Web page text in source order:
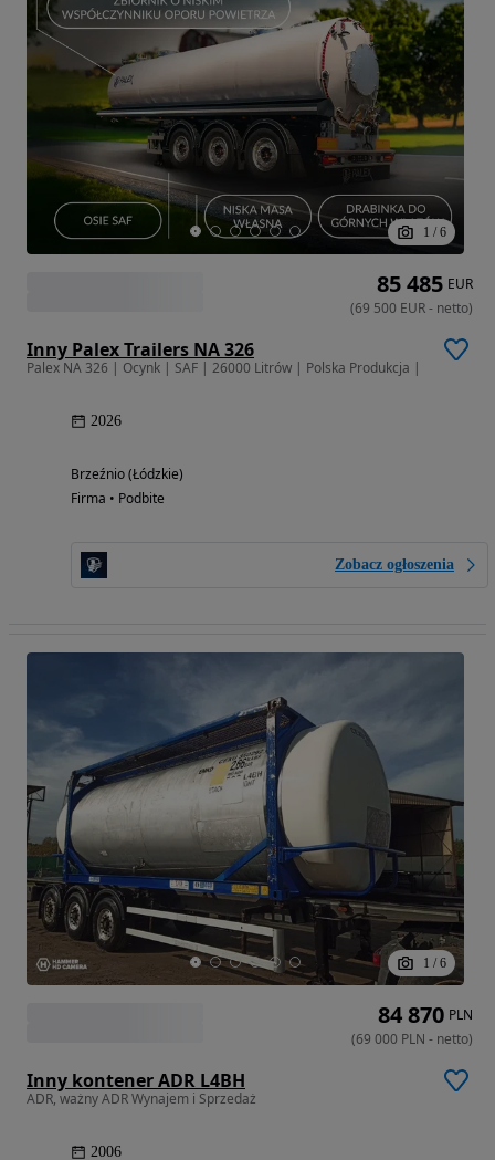
1 / 6
Inny Palex Trailers NA 326
Palex NA 326 | Ocynk | SAF | 26000 Litrów | Polska Produkcja |
2026
Brzeźnio (Łódzkie)
Firma • Podbite
Zobacz ogłoszenia
85 485 EUR
(69 500 EUR- netto)
1 / 6
Inny kontener ADR L4BH
ADR, ważny ADR Wynajem i Sprzedaż
2006
84 870 PLN
(69 000 PLN - netto)